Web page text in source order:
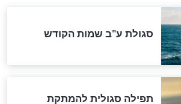
האבוד שנחשף
מוסקבה: כתב היד
של הרשב"ם התגלה